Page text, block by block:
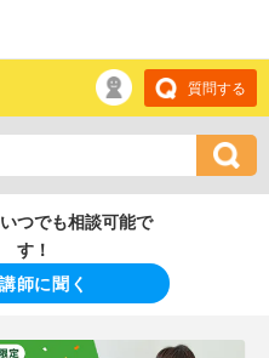
質問する
つでも相談可能で
す！
師に聞く